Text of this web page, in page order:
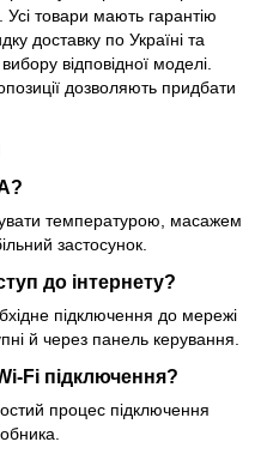
Усі товари мають гарантію
доставку по Україні та
відповідної моделі.
дозволяють придбати
температурою, масажем
застосунок.
до інтернету?
підключення до мережі
й через панель керування.
Fi підключення?
процес підключення